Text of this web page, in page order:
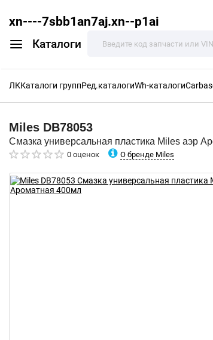
xn----7sbb1an7aj.xn--p1ai
Каталоги
ЛККаталоги группРед.каталогиWh-каталоги
Miles DB78053
Смазка универсальная пластика Miles аэр
0 оценок О бренде Miles